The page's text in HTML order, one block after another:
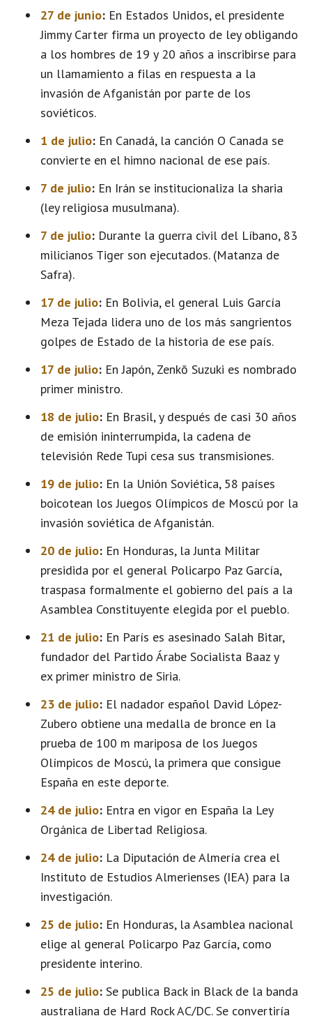
27 de junio: En Estados Unidos, el presidente
Jimmy Carter firma un proyecto de ley obligando
a los hombres de 19 y 20 años a inscribirse para
un llamamiento a filas en respuesta a la
invasión de Afganistán por parte de los
soviéticos.
1 de julio: En Canadá, la canción O Canada se
convierte en el himno nacional de ese país.
7 de julio: En Irán se institucionaliza la sharia
(ley religiosa musulmana).
7 de julio: Durante la guerra civil del Líbano, 83
milicianos Tiger son ejecutados. (Matanza de
Safra).
17 de julio: En Bolivia, el general Luis García
Meza Tejada lidera uno de los más sangrientos
golpes de Estado de la historia de ese país.
17 de julio: En Japón, Zenkō Suzuki es nombrado
primer ministro.
18 de julio: En Brasil, y después de casi 30 años
de emisión ininterrumpida, la cadena de
televisión Rede Tupi cesa sus transmisiones.
19 de julio: En la Unión Soviética, 58 países
boicotean los Juegos Olímpicos de Moscú por la
invasión soviética de Afganistán.
20 de julio: En Honduras, la Junta Militar
presidida por el general Policarpo Paz García,
traspasa formalmente el gobierno del país a la
Asamblea Constituyente elegida por el pueblo.
21 de julio: En París es asesinado Salah Bitar,
fundador del Partido Árabe Socialista Baaz y
ex primer ministro de Siria.
23 de julio: El nadador español David López-
Zubero obtiene una medalla de bronce en la
prueba de 100 m mariposa de los Juegos
Olímpicos de Moscú, la primera que consigue
España en este deporte.
24 de julio: Entra en vigor en España la Ley
Orgánica de Libertad Religiosa.
24 de julio: La Diputación de Almería crea el
Instituto de Estudios Almerienses (IEA) para la
investigación.
25 de julio: En Honduras, la Asamblea nacional
elige al general Policarpo Paz García, como
presidente interino.
25 de julio: Se publica Back in Black de la banda
australiana de Hard Rock AC/DC. Se convertiría